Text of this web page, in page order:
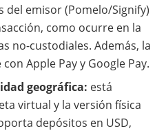
del emisor (Pomelo/Signify)
como ocurre en la
no-custodiales. Además, la
Apple Pay y Google Pay.
geográfica: está
virtual y la versión física
depósitos en USD,